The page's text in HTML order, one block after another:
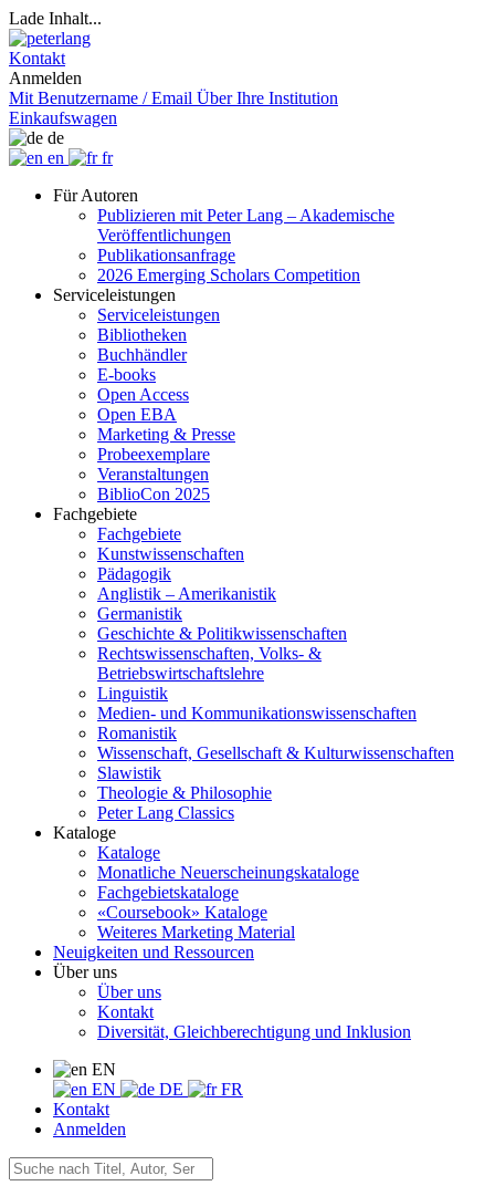
Lade Inhalt...
Kontakt
Anmelden
Mit Benutzername / Email Über Ihre Institution
Einkaufswagen
de
en
fr
Für Autoren
Publizieren mit Peter Lang – Akademische
Veröffentlichungen
Publikationsanfrage
2026 Emerging Scholars Competition
Serviceleistungen
Serviceleistungen
Bibliotheken
Buchhändler
E-books
Open Access
Open EBA
Marketing & Presse
Probeexemplare
Veranstaltungen
BiblioCon 2025
Fachgebiete
Fachgebiete
Kunstwissenschaften
Pädagogik
Anglistik – Amerikanistik
Germanistik
Geschichte & Politikwissenschaften
Rechtswissenschaften, Volks- &
Betriebswirtschaftslehre
Linguistik
Medien- und Kommunikationswissenschaften
Romanistik
Wissenschaft, Gesellschaft & Kulturwissenschaften
Slawistik
Theologie & Philosophie
Peter Lang Classics
Kataloge
Kataloge
Monatliche Neuerscheinungskataloge
Fachgebietskataloge
«Coursebook» Kataloge
Weiteres Marketing Material
Neuigkeiten und Ressourcen
Über uns
Über uns
Kontakt
Diversität, Gleichberechtigung und Inklusion
EN
EN
DE
FR
Kontakt
Anmelden